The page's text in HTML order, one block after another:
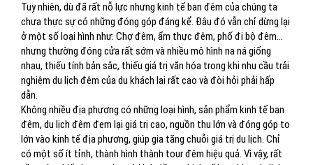
Tuy nhiên, dù đã rất nỗ lực nhưng kinh tế ban đêm của chúng ta
chưa thực sự có những đóng góp đáng kể. Đâu đó vẫn chỉ dừng lại
ở một số loại hình như: Chợ đêm, ẩm thực đêm, phố đi bộ đêm…
nhưng thường đóng cửa rất sớm và nhiều mô hình na ná giống
nhau, thiếu tính bản sắc, thiếu giá trị văn hóa trong khi nhu cầu trải
nghiệm du lịch đêm của du khách lại rất cao và đòi hỏi phải hấp
dẫn.
Không nhiều địa phương có những loại hình, sản phẩm kinh tế ban
đêm, du lịch đêm đem lại giá trị cao, nguồn thu lớn và đóng góp to
lớn vào kinh tế địa phương, giúp gia tăng chuỗi giá trị du lịch. Chỉ
có một số ít tỉnh, thành hình thành tour đêm hiệu quả. Vì vậy, rất